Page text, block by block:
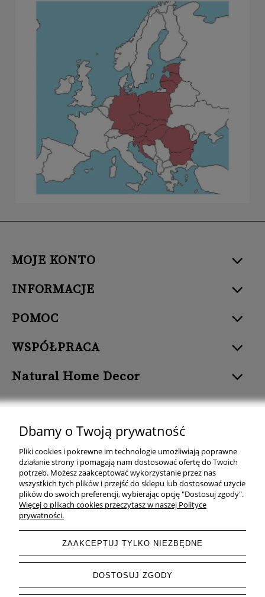
MOJE KONTO
INFORMACJE
POMOC
WSPÓŁPRACA
Natural Home Decor
Natural Home Decor | E-mail: sklep at naturalhomedecor.pl | Tel.:
507 707 299| NIP: 7971800592 | REGON: 381429127
Copyright © 2026 - Naturalhomedecor.pl
Dbamy o Twoją prywatność
Pliki cookies i pokrewne im technologie umożliwiają poprawne
działanie strony i pomagają nam dostosować ofertę do Twoich
potrzeb. Możesz zaakceptować wykorzystanie przez nas
wszystkich tych plików i przejść do sklepu lub dostosować użycie
plików do swoich preferencji, wybierając opcję "Dostosuj zgody".
Więcej o plikach cookies przeczytasz w naszej Polityce
prywatności.
ZAAKCEPTUJ TYLKO NIEZBĘDNE
DOSTOSUJ ZGODY